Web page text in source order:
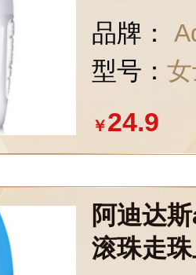
也不怕
女友 净
品牌：
型号：
￥24.9
阿迪达
滚珠走